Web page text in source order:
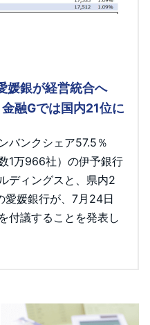
媛銀が経営統合へ
融Gでは国内21位に
バンクシェア57.5％
1万966社）の伊予銀行
ディングスと、県内2
媛銀行が、7月24日
付議することを発表し